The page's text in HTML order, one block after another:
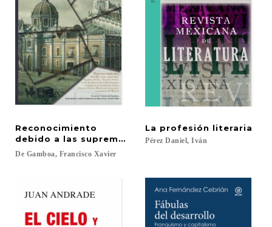
Reconocimiento
debido a las supremas regalías del Rey, Nuestro
De Gamboa, Francisco Xavier
La profesión literaria
Pérez Daniel, Iván